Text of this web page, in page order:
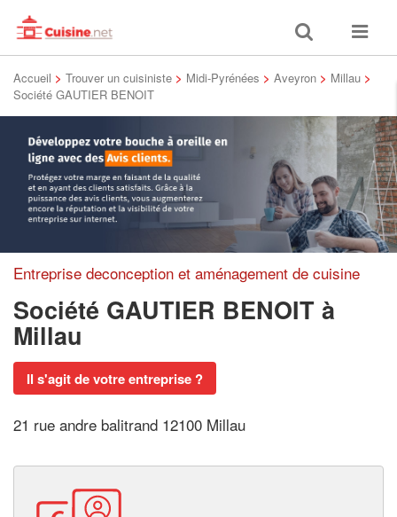
Toggle
search
Toggle
Accueil > Trouver un cuisiniste > Midi-Pyrénées > Aveyron > Millau >
Société GAUTIER BENOIT
Entreprise deconception et aménagement de cuisine
Société GAUTIER BENOIT à
Millau
Il s'agit de votre entreprise ?
21 rue andre balitrand 12100 Millau